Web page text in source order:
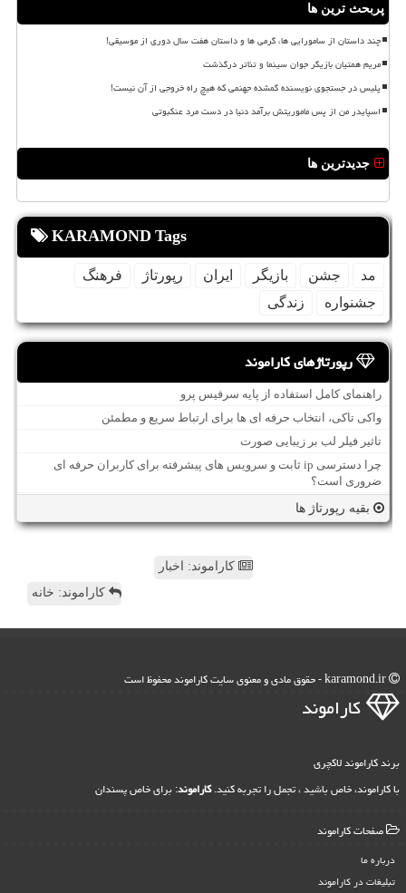
پربحث ترین ها
چند داستان از سامورایی ها، گرمی ها و داستان هفت سال دوری از موسیقی!
مریم همتیان بازیگر جوان سینما و تئاتر درگذشت
پلیس در جستجوی نویسنده گمشده جهنمی که هیچ راه خروجی از آن نیست!
اسپایدر من از پس ماموریتش برآمد دنیا در دست مرد عنکبوتی
جدیدترین ها
KARAMOND Tags
مد جشن بازیگر ایران رپورتاژ
فرهنگ
جشنواره
زندگی
رپورتاژهای کاراموند
راهنمای کامل استفاده از پایه سرفیس پرو
واکی تاکی، انتخاب حرفه ای ها برای ارتباط سریع و مطمئن
تاثیر فیلر لب بر زیبایی صورت
چرا دسترسی ip ثابت و سرویس های پیشرفته برای کاربران حرفه ای
ضروری است؟
بقیه رپورتاژ ها
کاراموند: اخبار
کاراموند: خانه
كاراموند
برند کاراموند لاکچری
با کاراموند، خاص باشید ، تجمل را تجربه کنید.کاراموند: برای خاص پسندان
صفحات كاراموند
درباره ما
تبلیغات در كاراموند